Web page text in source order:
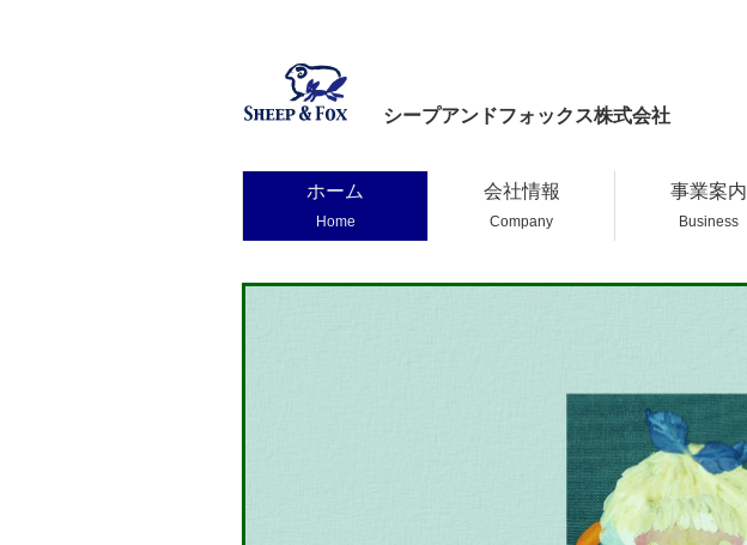
シープアンドフォックス株式会社
ホーム
Home
会社情報
Company
事業案内
Business